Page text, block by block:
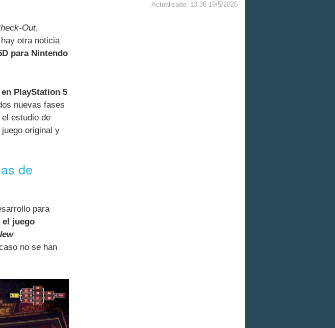
Actualizado: 13:36 19/5/2026
Out,
otra noticia
para Nintendo
PlayStation 5
nuevas fases
estudio de
original y
de
para
juego
no se han